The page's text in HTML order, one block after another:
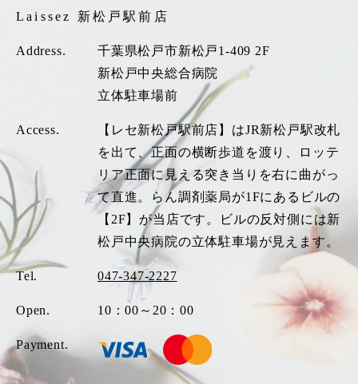
Laissez 新松戸駅前店
Address.
千葉県松戸市新松戸1-409 2F
新松戸中央総合病院
立体駐車場前
Access.
【レセ新松戸駅前店】はJR新松戸駅改札
を出て、正面の横断歩道を渡り、ロッテ
リア正面に見える突き当りを右に曲がっ
て直進。らん調剤薬局が1Fにあるビルの
【2F】が当店です。ビルの反対側には新
松戸中央病院の立体駐車場が見えます。
Tel. 047-347-2227
Open. 10：00～20：00
Payment.